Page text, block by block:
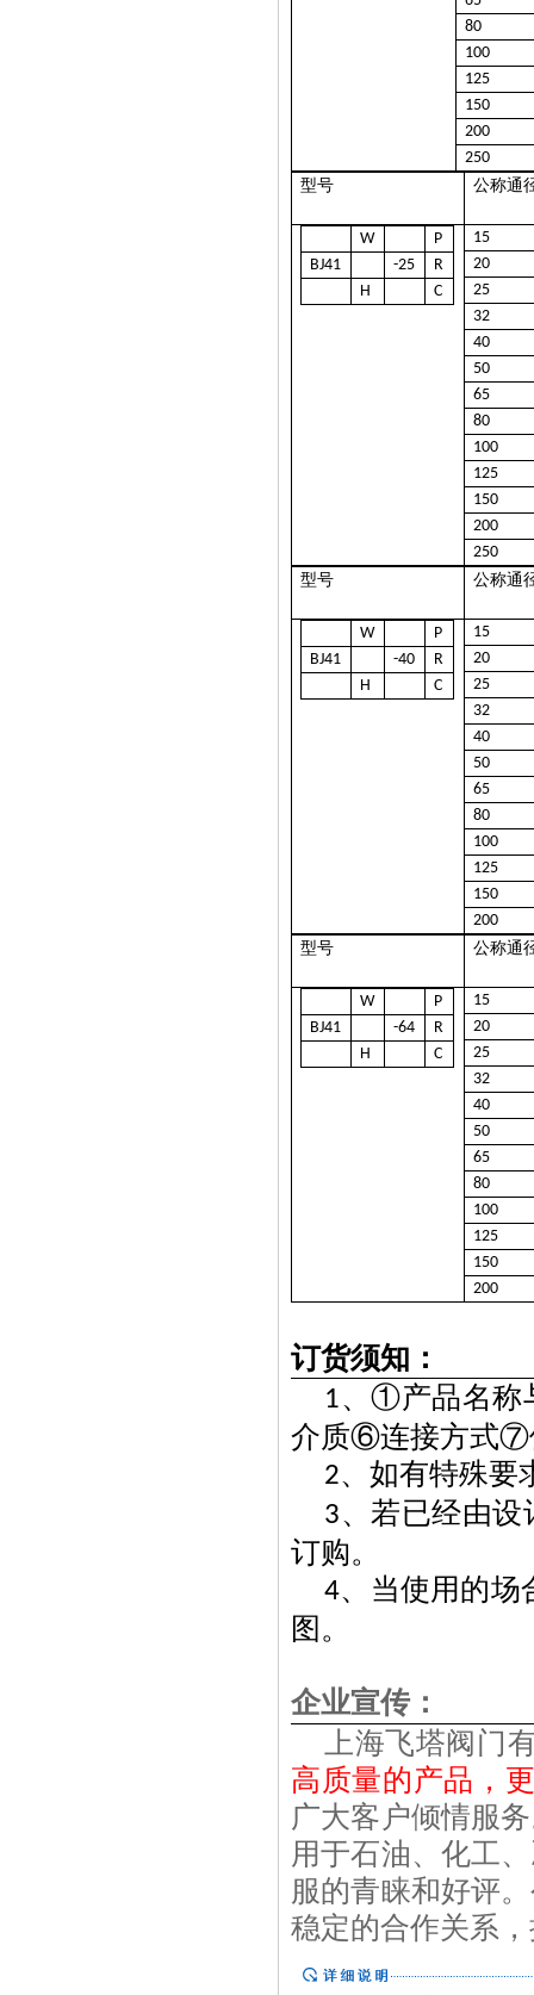
80
100
125
150
200
250
型号
公称通
W
P
BJ41
-25
R
H
C
15
20
25
32
40
50
65
80
100
125
150
200
250
型号
公称通
W
P
BJ41
-40
R
H
C
15
20
25
32
40
50
65
80
100
125
150
200
型号
公称通
W
P
BJ41
-64
R
H
C
15
20
25
32
40
50
65
80
100
125
150
200
订货须知：
1、①产品名
介质⑥连接方式⑦
2、如有特殊要
3、若已经由
订购。
4、当使用的场
图。
企业宣传：
上海飞塔阀门
高质量的产品，
广大客户倾情服
用于石油、化工
服的青睐和好评
稳定的合作关系